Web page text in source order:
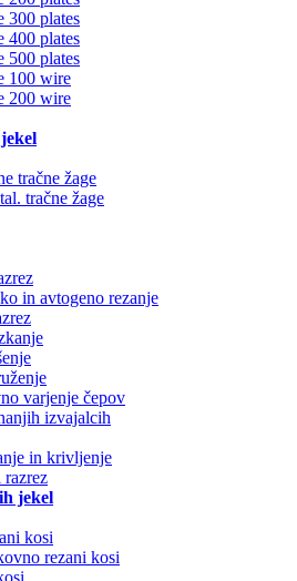
300 plates
400 plates
500 plates
100 wire
200 wire
tračne žage
tračne žage
in avtogeno rezanje
varjenje čepov
izvajalcih
in krivljenje
razrez
jekel
kosi
rezani kosi